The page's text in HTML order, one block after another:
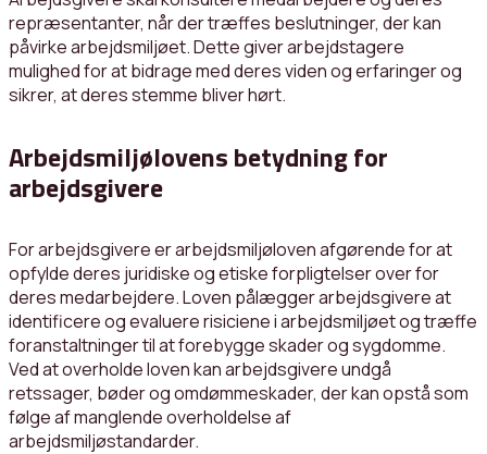
repræsentanter, når der træffes beslutninger, der kan
påvirke arbejdsmiljøet. Dette giver arbejdstagere
mulighed for at bidrage med deres viden og erfaringer og
sikrer, at deres stemme bliver hørt.
Arbejdsmiljølovens betydning for
arbejdsgivere
For arbejdsgivere er arbejdsmiljøloven afgørende for at
opfylde deres juridiske og etiske forpligtelser over for
deres medarbejdere. Loven pålægger arbejdsgivere at
identificere og evaluere risiciene i arbejdsmiljøet og træffe
foranstaltninger til at forebygge skader og sygdomme.
Ved at overholde loven kan arbejdsgivere undgå
retssager, bøder og omdømmeskader, der kan opstå som
følge af manglende overholdelse af
arbejdsmiljøstandarder.